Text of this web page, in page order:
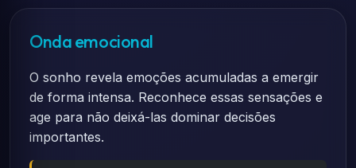
Onda emocional
O sonho revela emoções acumuladas a emergir
de forma intensa. Reconhece essas sensações e
age para não deixá-las dominar decisões
importantes.